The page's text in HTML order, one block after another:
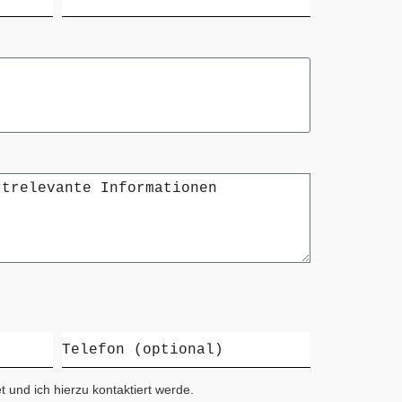
und ich hierzu kontaktiert werde.